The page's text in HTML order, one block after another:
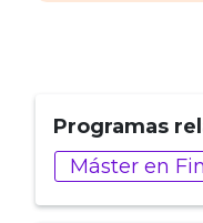
Programas
Máster en